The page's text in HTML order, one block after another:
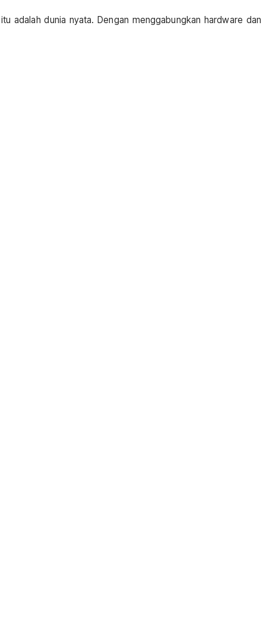
adalah dunia nyata. Dengan menggabungkan hardware dan